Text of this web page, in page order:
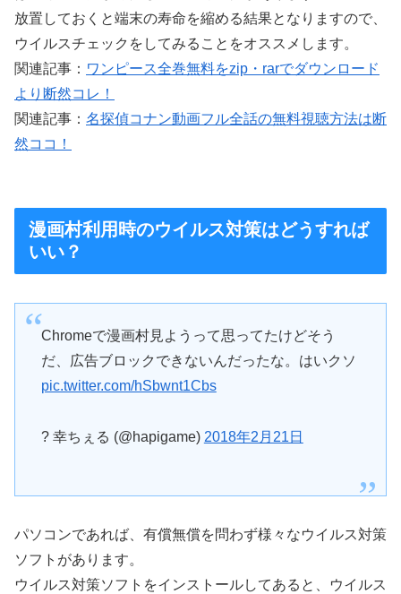
放置しておくと端末の寿命を縮める結果となりますので、
ウイルスチェックをしてみることをオススメします。
関連記事： ワンピース全巻無料をzip・rarでダウンロード
より断然コレ！
関連記事： 名探偵コナン動画フル全話の無料視聴方法は断
然ココ！
漫画村利用時のウイルス対策はどうすれば
いい？
Chromeで漫画村見ようって思ってたけどそう
だ、広告ブロックできないんだったな。はいクソ
pic.twitter.com/hSbwnt1Cbs
? 幸ちぇる (@hapigame) 2018年2月21日
パソコンであれば、有償無償を問わず様々なウイルス対策
ソフトがあります。
ウイルス対策ソフトをインストールしてあると、ウイルス